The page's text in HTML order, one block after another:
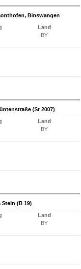
Binswangen
Land
BY
(St 2007)
Land
BY
(B 19)
Land
BY